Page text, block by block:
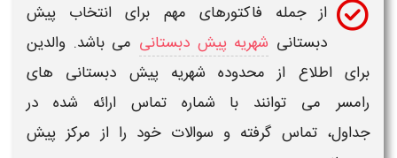
از جمله فاکتورهای مهم برای انتخابپیش
دبستانیشهریه پیش دبستانیمی باشد. والدین
برای اطلاع از محدوده شهریهپیش دبستانی های
رامسرمی توانند با شماره تماسارائه شده در
جداول،تماسگرفته و سوالات خود را از مرکزپیش